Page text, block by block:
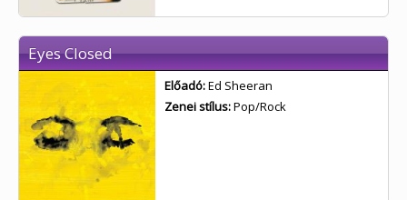
Eyes Closed
Előadó:Ed Sheeran
Zenei stílus:Pop/Rock